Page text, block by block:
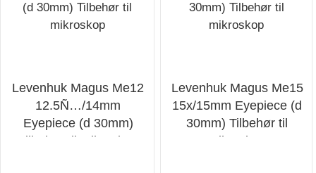
Levenhuk Magus Me12
12.5Ñ…/14mm
Eyepiece (d 30mm)
Tilbehør til mikroskop
Levenhuk Magus Me15
15x/15mm Eyepiece (d
30mm) Tilbehør til
mikroskop